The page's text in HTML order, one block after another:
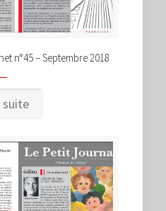
n°45 – Septembre 2018
suite